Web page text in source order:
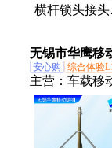
横杆锁头接头
母钢跳板挂钩
支撑
无锡市华鹰移
安心购 综合体验
主营： 车载移
监控设备、
杆、移动升
缩桅杆、气动